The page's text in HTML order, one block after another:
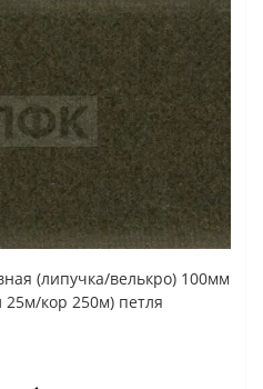
(липучка/велькро) 100мм
25м/кор 250м) петля